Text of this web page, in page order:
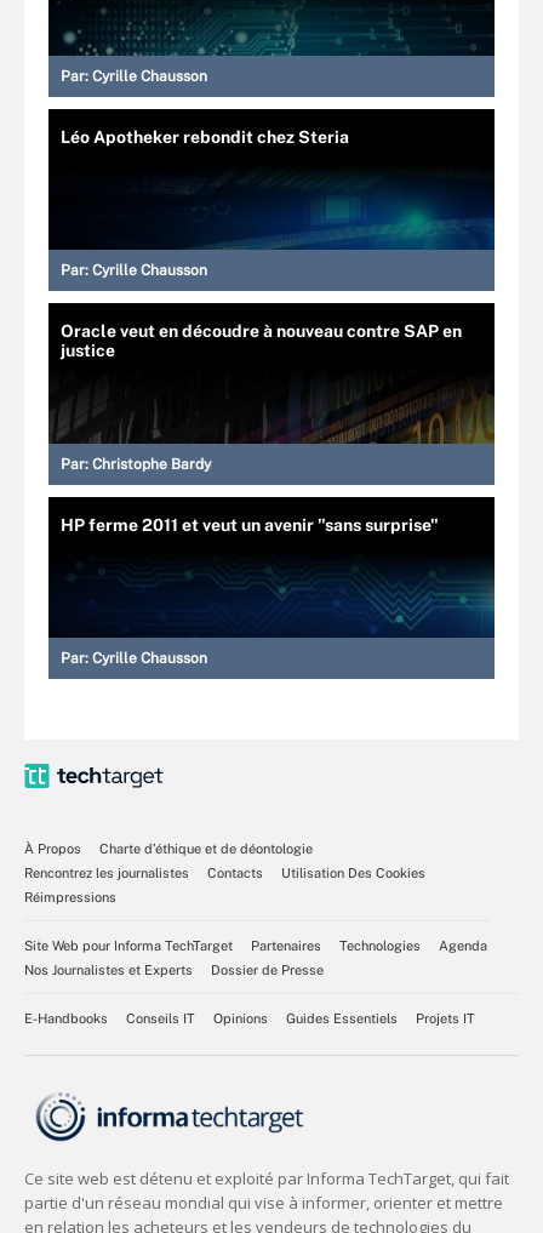
Par: Cyrille Chausson
Léo Apotheker rebondit chez Steria
Par: Cyrille Chausson
Oracle veut en découdre à nouveau contre SAP en
justice
Par: Christophe Bardy
HP ferme 2011 et veut un avenir "sans surprise"
Par: Cyrille Chausson
À Propos
Charte d’éthique et de déontologie
Rencontrez les journalistes
Contacts
Utilisation Des Cookies
Réimpressions
Site Web pour Informa TechTarget Partenaires Technologies
Agenda
Nos Journalistes et Experts
Dossier de Presse
E-Handbooks Conseils IT Opinions Guides Essentiels Projets IT